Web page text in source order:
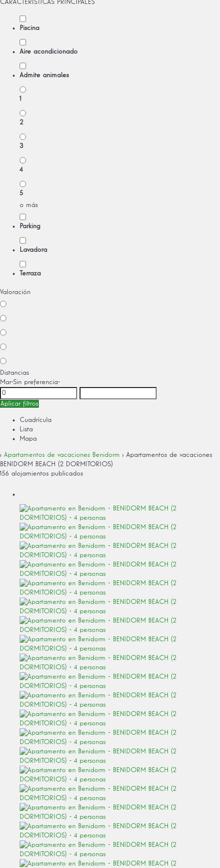
CARACTERÍSTICAS PRINCIPALES
Piscina
Aire acondicionado
Admite animales
1
2
3
4
5
o más
Parking
Lavadora
Terraza
Valoración
Distancias
Mar-Sin preferencia-
Aplicar filtros
Cuadrícula
Lista
Mapa
› Apartamentos de vacaciones Benidorm › Apartamentos de vacaciones
BENIDORM BEACH (2 DORMITORIOS)
156 alojamientos publicados